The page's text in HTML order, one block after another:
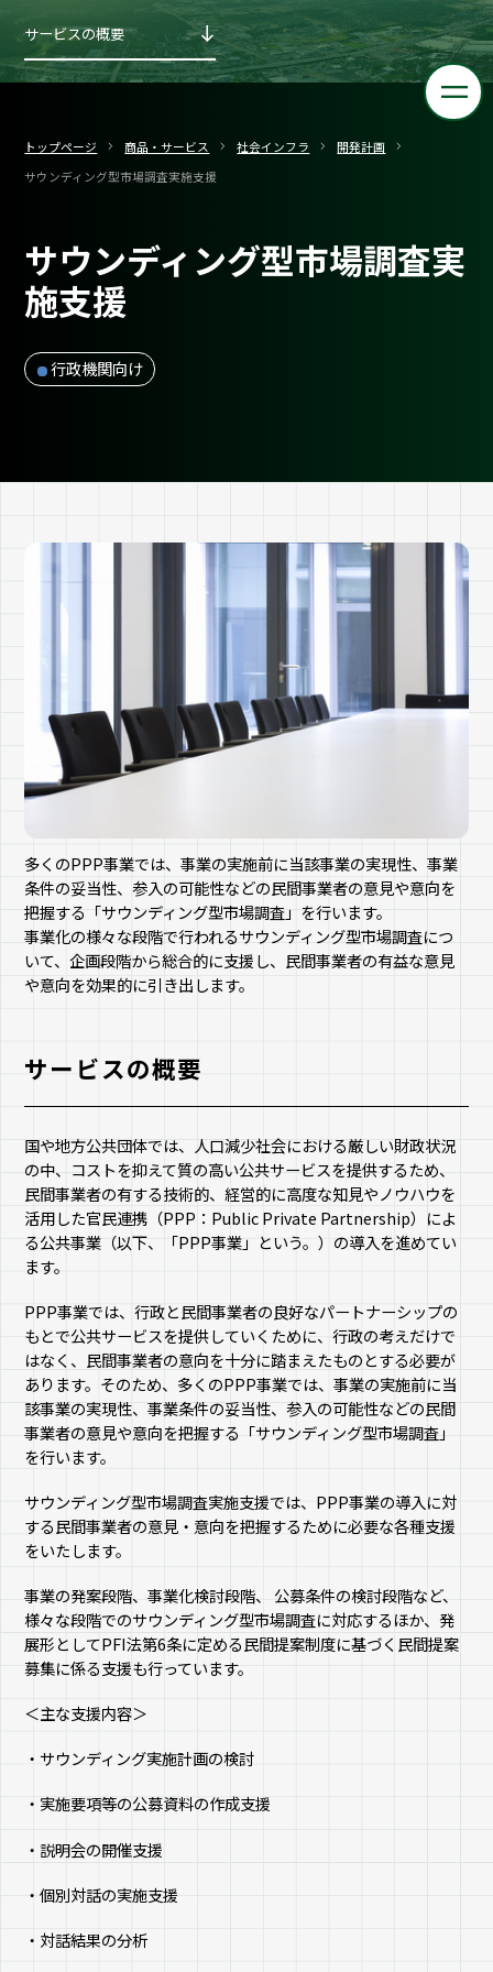
トップページ 商品・サービス 社会インフラ
開発計画
サウンディング型市場調査実施支援
サウンディング型市場調査実
施支援
行政機関向け
サービスの概要
多くのPPP事業では、事業の実施前に当該事業の実現性、事業
条件の妥当性、参入の可能性などの民間事業者の意見や意向を
把握する「サウンディング型市場調査」を行います。
事業化の様々な段階で行われるサウンディング型市場調査につ
いて、企画段階から総合的に支援し、民間事業者の有益な意見
や意向を効果的に引き出します。
サービスの概要
国や地方公共団体では、人口減少社会における厳しい財政状況
の中、コストを抑えて質の高い公共サービスを提供するため、
民間事業者の有する技術的、経営的に高度な知見やノウハウを
活用した官民連携（PPP：Public Private Partnership）によ
る公共事業（以下、「PPP事業」という。）の導入を進めてい
ます。
PPP事業では、行政と民間事業者の良好なパートナーシップの
もとで公共サービスを提供していくために、行政の考えだけで
はなく、民間事業者の意向を十分に踏まえたものとする必要が
あります。そのため、多くのPPP事業では、事業の実施前に当
該事業の実現性、事業条件の妥当性、参入の可能性などの民間
事業者の意見や意向を把握する「サウンディング型市場調査」
を行います。
サウンディング型市場調査実施支援では、PPP事業の導入に対
する民間事業者の意見・意向を把握するために必要な各種支援
をいたします。
事業の発案段階、事業化検討段階、 公募条件の検討段階など、
様々な段階でのサウンディング型市場調査に対応するほか、発
展形としてPFI法第6条に定める民間提案制度に基づく民間提案
募集に係る支援も行っています。
＜主な支援内容＞
・サウンディング実施計画の検討
・実施要項等の公募資料の作成支援
・説明会の開催支援
・個別対話の実施支援
・対話結果の分析